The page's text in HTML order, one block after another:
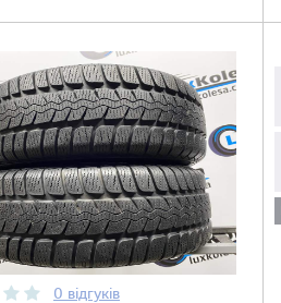
0 відгуків